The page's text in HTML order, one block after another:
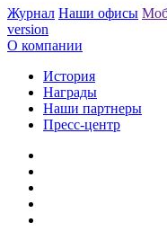
Журнал Наши офисы
version
О компании
История
Награды
Наши партнеры
Пресс-центр